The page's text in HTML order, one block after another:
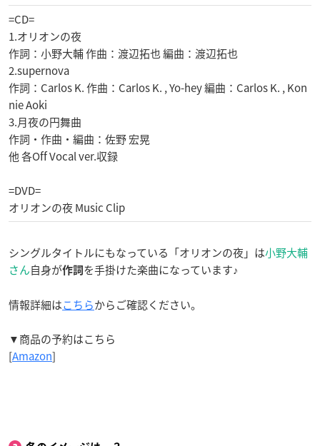
=CD=
1.オリオンの夜
作詞：小野大輔 作曲：渡辺拓也 編曲：渡辺拓也
2.supernova
作詞：Carlos K. 作曲：Carlos K. , Yo-hey 編曲：Carlos K. , Kon
nie Aoki
3.月夜の円舞曲
作詞・作曲・編曲：佐野 宏晃
他 各Off Vocal ver.収録
=DVD=
オリオンの夜 Music Clip
シングルタイトルにもなっている「オリオンの夜」は小野大輔
さん自身が作詞 を手掛けた楽曲になっています♪
情報詳細はこちらからご確認ください。
▼商品の予約はこちら
[Amazon]